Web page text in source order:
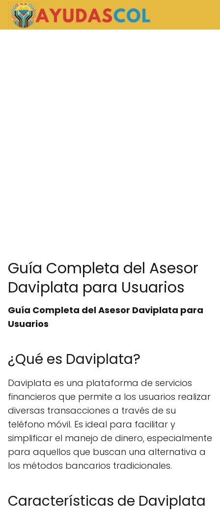
Guía Completa del Asesor
Daviplata para Usuarios
Guía Completa del Asesor Daviplata para
Usuarios
¿Qué es Daviplata?
Daviplata es una plataforma de servicios
financieros que permite a los usuarios realizar
diversas transacciones a través de su
teléfono móvil. Es ideal para facilitar y
simplificar el manejo de dinero, especialmente
para aquellos que buscan una alternativa a
los métodos bancarios tradicionales.
Características de Daviplata